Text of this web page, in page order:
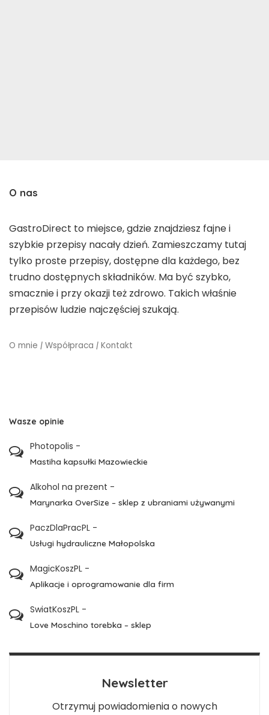
O nas
GastroDirect to miejsce, gdzie znajdziesz fajne i
szybkie przepisy nacały dzień. Zamieszczamy tutaj
tylko proste przepisy, dostępne dla każdego, bez
trudno dostępnych składników. Ma być szybko,
smacznie i przy okazji też zdrowo. Takich właśnie
przepisów ludzie najczęściej szukają.
O mnie | Współpraca | Kontakt
Wasze opinie
Photopolis -
Mastiha kapsułki Mazowieckie
Alkohol na prezent -
Marynarka OverSize – sklep z ubraniami używanymi
PaczDlaPracPL -
Usługi hydrauliczne Małopolska
MagicKoszPL -
Aplikacje i oprogramowanie dla firm
SwiatKoszPL -
Love Moschino torebka – sklep
Newsletter
Otrzymuj powiadomienia o nowych